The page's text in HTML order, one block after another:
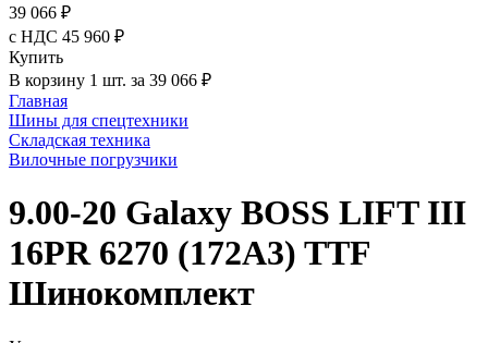
39 066 ₽
с НДС 45 960 ₽
Купить
В корзину 1 шт. за 39 066 ₽
Главная
Шины для спецтехники
Складская техника
Вилочные погрузчики
9.00-20 Galaxy BOSS LIFT III
16PR 6270 (172A3) TTF
Шинокомплект